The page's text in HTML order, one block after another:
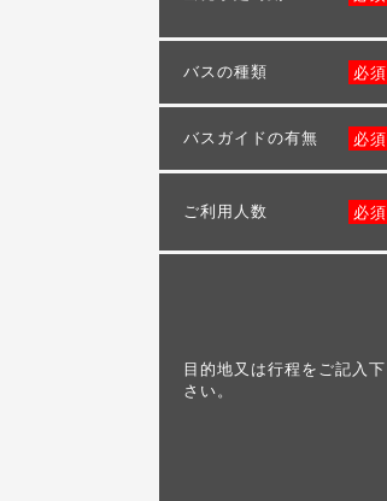
バスの種類 必須
バスガイドの有無 必須
ご利用人数 必須
目的地又は行程をご記入下
さい。